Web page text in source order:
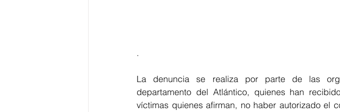
.
La denuncia se realiza por parte de las
departamento del Atlántico, quienes han
víctimas quienes afirman, no haber autorizado el